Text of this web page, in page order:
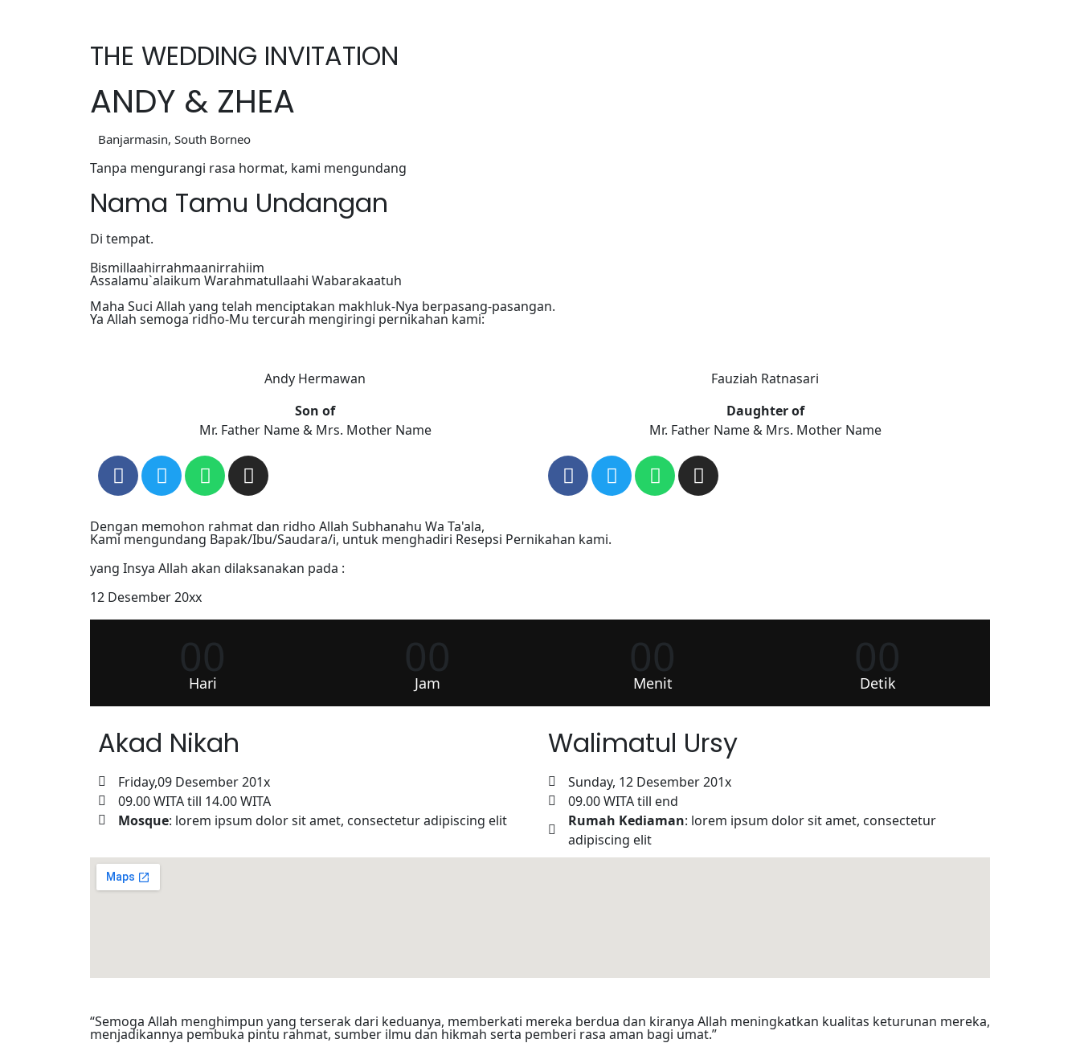
THE WEDDING INVITATION
ANDY & ZHEA
Banjarmasin, South Borneo
Tanpa mengurangi rasa hormat, kami mengundang
Nama Tamu Undangan
Di tempat.
Bismillaahirrahmaanirrahiim
Assalamu`alaikum Warahmatullaahi Wabarakaatuh
Maha Suci Allah yang telah menciptakan makhluk-Nya berpasang-pasangan.
Ya Allah semoga ridho-Mu tercurah mengiringi pernikahan kami:
Andy Hermawan
Son of
Mr. Father Name & Mrs. Mother Name
Fauziah Ratnasari
Daughter of
Mr. Father Name & Mrs. Mother Name
Dengan memohon rahmat dan ridho Allah Subhanahu Wa Ta'ala,
Kami mengundang Bapak/Ibu/Saudara/i, untuk menghadiri Resepsi Pernikahan kami.
yang Insya Allah akan dilaksanakan pada :
12 Desember 20xx
00
Hari 00
Jam 00
Menit 00
Detik
Akad Nikah
Friday,09 Desember 201x
09.00 WITA till 14.00 WITA
Mosque: lorem ipsum dolor sit amet, consectetur adipiscing elit
Walimatul Ursy
Sunday, 12 Desember 201x
09.00 WITA till end
Rumah Kediaman: lorem ipsum dolor sit amet, consectetur
adipiscing elit
“Semoga Allah menghimpun yang terserak dari keduanya, memberkati mereka berdua dan kiranya Allah meningkatkan kualitas keturunan mereka,
menjadikannya pembuka pintu rahmat, sumber ilmu dan hikmah serta pemberi rasa aman bagi umat.”